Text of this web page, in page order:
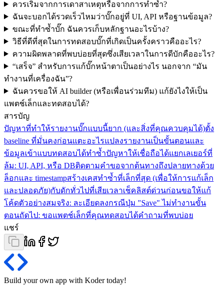
ควรเริ่มจากการเดาสาเหตุหรือจากการทำซ้ำ?
ฉันจะบอกได้รวดเร็วไหมว่าบั๊กอยู่ที่ UI, API หรือฐานข้อมูล?
ขณะที่ทำซ้ำบั๊ก ฉันควรเก็บหลักฐานอะไรบ้าง?
วิธีที่ดีที่สุดในการทดสอบบั๊กที่เกิดเป็นครั้งคราวคืออะไร?
ความผิดพลาดที่พบบ่อยที่สุดซึ่งเสียเวลาในการดีบักคืออะไร?
“เสร็จ” สำหรับการแก้บั๊กหน้าตาเป็นอย่างไร นอกจาก “มัน
ทำงานที่เครื่องฉัน”?
ฉันควรขอให้ AI builder (หรือเพื่อนร่วมทีม) แก้ยังไงให้เป็น
แพตช์เล็กและทดสอบได้?
สารบัญ
ปัญหาที่ทำให้รายงานบั๊กแบบนี้ยาก (และสิ่งที่คุณควบคุมได้)ตั้ง
baseline ที่มั่นคงก่อนแตะอะไรแปลงรายงานเป็นขั้นตอนและ
ข้อมูลเข้าแบบทดสอบได้ทำซ้ำปัญหาให้เชื่อถือได้แยกเลเยอร์ที่
ล้ม: UI, API, หรือ DBติดตามคำขอจากต้นทางถึงปลายทางด้วย
ล็อกและ timestampสร้างเคสทำซ้ำที่เล็กที่สุด (เพื่อให้การแก้เล็ก
และปลอดภัย)กับดักทั่วไปที่เสียเวลาเช็คลิสต์ด่วนก่อนขอให้แก้
โค้ดตัวอย่างสมจริง: ละเอียดลงกรณีปุ่ม "Save" ไม่ทำงานขั้น
ตอนถัดไป: ขอแพตช์เล็กที่คุณทดสอบได้คำถามที่พบบ่อย
แชร์
Build your own app with Koder today!